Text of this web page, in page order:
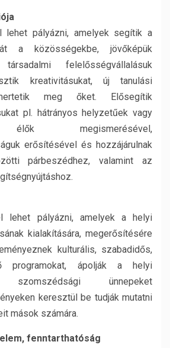
lehet pályázni, amelyek segítik a
a közösségekbe, jövőképük
felelősségvállalásuk
kreativitásukat, új tanulási
meg őket. Elősegítik
pl. hátrányos helyzetűek vagy
élők megismerésével,
erősítésével és hozzájárulnak
párbeszédhez, valamint az
lehet pályázni, amelyek a helyi
kialakítására, megerősítésére
kulturális, szabadidős,
programokat, ápolják a helyi
szomszédsági ünnepeket
keresztül be tudják mutatni
mások számára.
fenntarthatóság